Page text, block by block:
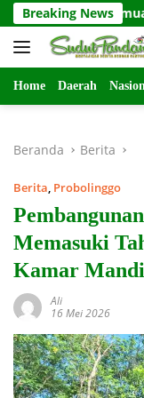
Langsung
ke
konten
Breaking News
Pasca-Temuan
Home Daerah
Beranda Berita
Berita, Probolinggo
Memasuki
Kamar Mandi
Ali
16 Mei 2026